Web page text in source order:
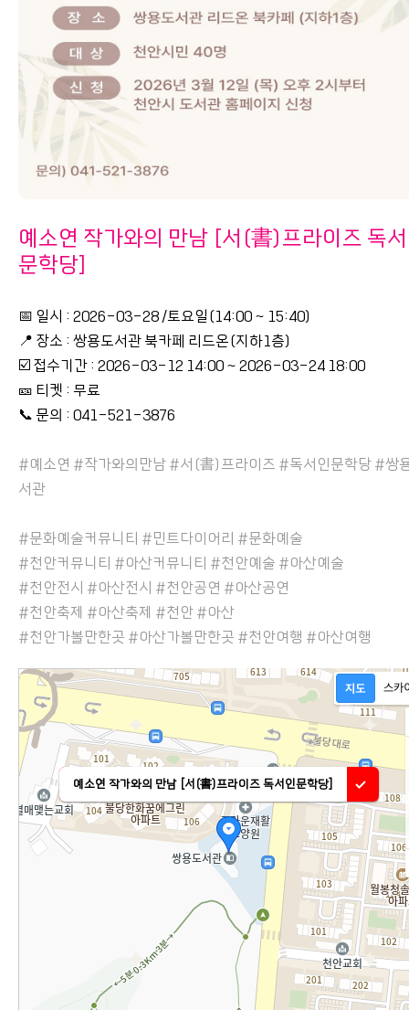
예소연 작가와의 만남 [서(書)프라이즈 독
문학당]
📅 일시 : 2026-03-28 /토요일(14:00 ~ 15:40)
📍 장소 : 쌍용도서관 북카페 리드온(지하1층)
☑️ 접수기간 : 2026-03-12 14:00 ~ 2026-03-24 18:00
🎫 티켓 : 무료
📞 문의 : 041-521-3876
#예소연 #작가와의만남 #서(書)프라이즈 #독서인문학당 #쌍
서관
#문화예술커뮤니티 #민트다이어리 #문화예술
#천안커뮤니티 #아산커뮤니티 #천안예술 #아산예술
#천안전시 #아산전시 #천안공연 #아산공연
#천안축제 #아산축제 #천안 #아산
#천안가볼만한곳 #아산가볼만한곳 #천안여행 #아산여행
예소연 작가와의 만남 [서(書)프라이즈 독서인문학당]